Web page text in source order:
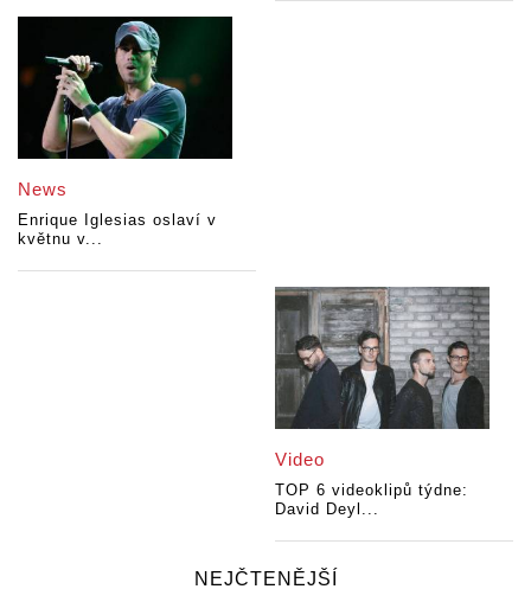
News
Enrique Iglesias oslaví v
květnu v...
Video
TOP 6 videoklipů týdne:
David Deyl...
NEJČTENĚJŠÍ